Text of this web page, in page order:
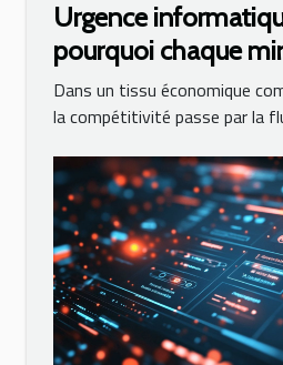
Urgence
pourquoi chaque
en cas de panne ?
Dans un tissu économique
la compétitivité passe par la